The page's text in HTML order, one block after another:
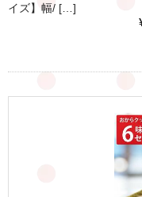
イズ】幅/ […]